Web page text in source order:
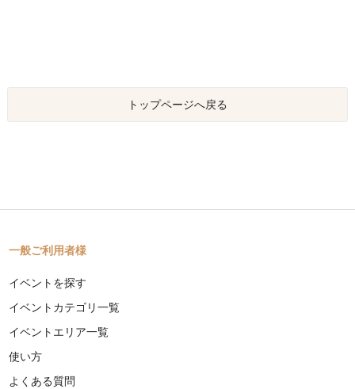
トップページへ戻る
一般ご利用者様
イベントを探す
イベントカテゴリ一覧
イベントエリア一覧
使い方
よくある質問